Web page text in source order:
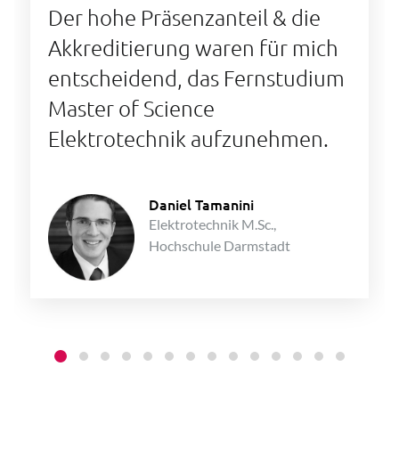
Der hohe Präsenzanteil & die
Akkreditierung waren für mich
entscheidend, das Fernstudium
Master of Science
Elektrotechnik aufzunehmen.
Daniel Tamanini
Elektrotechnik M.Sc.,
Hochschule Darmstadt